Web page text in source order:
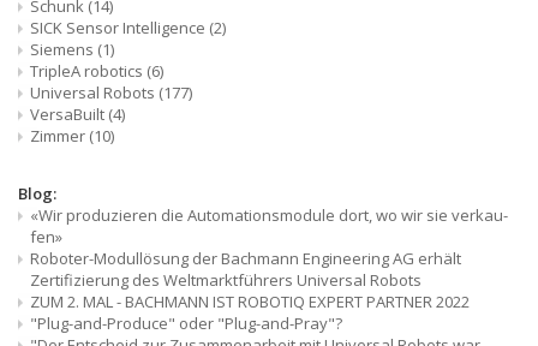
Schunk (14)
SICK Sensor Intelligence (2)
Siemens (1)
TripleA robotics (6)
Universal Robots (177)
VersaBuilt (4)
Zimmer (10)
Blog:
«Wir produzieren die Automationsmodule dort, wo wir sie verkau-
fen»
Roboter-Modullösung der Bachmann Engineering AG erhält
Zertifizierung des Weltmarktführers Universal Robots
ZUM 2. MAL - BACHMANN IST ROBOTIQ EXPERT PARTNER 2022
"Plug-and-Produce" oder "Plug-and-Pray"?